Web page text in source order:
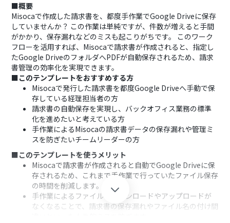
■概要
Misocaで作成した請求書を、都度手作業でGoogle Driveに保存
していませんか？ この作業は単純ですが、件数が増えると手間
がかかり、保存漏れなどのミスも起こりがちです。 このワーク
フローを活用すれば、Misocaで請求書が作成されると、指定し
たGoogle DriveのフォルダへPDFが自動保存されるため、請求
書管理の効率化を実現できます。
■このテンプレートをおすすめする方
Misocaで発行した請求書を都度Google Driveへ手動で保
存している経理担当者の方
請求書の自動保存を実現し、バックオフィス業務の標準
化を進めたいと考えている方
手作業によるMisocaの請求書データの保存漏れや管理ミ
スを防ぎたいチームリーダーの方
■このテンプレートを使うメリット
Misocaで請求書が作成されると自動でGoogle Driveに保
存されるため、これまで手作業で行っていたファイル保存
の時間を削減します。
手作業によるファイルのダウンロードやアップロードが
なくなることで、請求書の保存漏れやファイル名の付け間